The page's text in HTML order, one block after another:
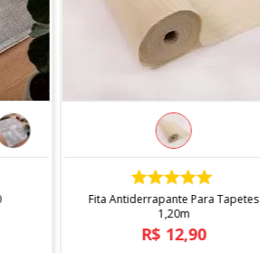
COMPRAR
Fita Antiderrapante Para Tapetes
1,20m
R$ 12,90